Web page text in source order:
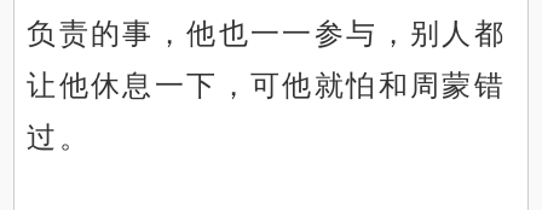
负责的事，他也一一参与，别人都
让他休息一下，可他就怕和周蒙错
过。